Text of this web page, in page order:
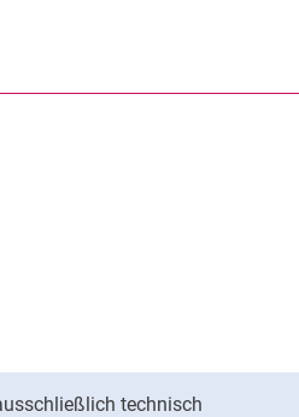
technisch